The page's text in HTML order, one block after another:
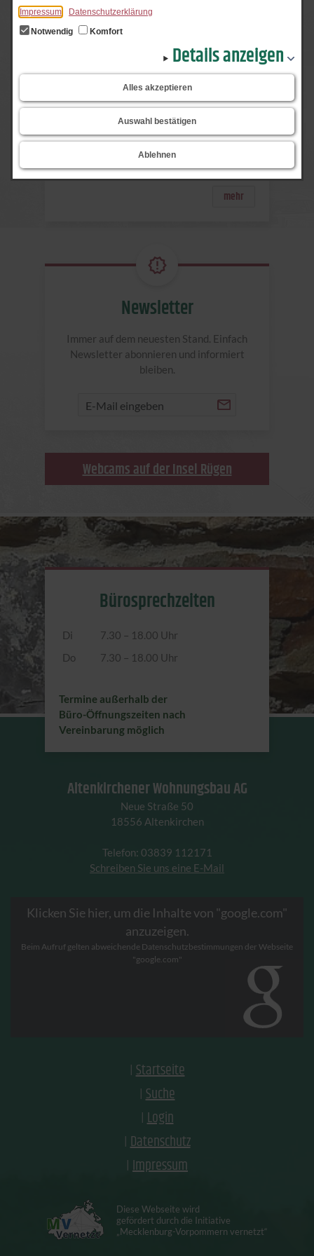
Impressum
Datenschutzerklärung
Notwendig
Komfort
Details anzeigen
Alles akzeptieren
Auswahl bestätigen
Ablehnen
Meldungen
mehr
Newsletter
Immer auf dem neuesten Stand. Einfach
Newsletter abonnieren und informiert
bleiben.
Webcams auf der Insel Rügen
zurück
Senden
Bürosprechzeiten
Di
7.30 – 18.00 Uhr
Do
7.30 – 18.00 Uhr
Termine außerhalb der
Büro-Öffnungszeiten nach
Vereinbarung möglich
Altenkirchener Wohnungsbau AG
Neue Straße 50
18556 Altenkirchen
Telefon: 03839 112171
Schreiben Sie uns eine E-Mail
Klicken Sie hier, um die Inhalte von "google.com"
anzuzeigen.
Beim Aufruf gelten abweichende Datenschutzbestimmungen der Webseite
"google.com"
Startseite
Suche
Login
Datenschutz
Impressum
Diese Webseite wird
gefördert durch die Initiative
„Mecklenburg-Vorpommern vernetzt“